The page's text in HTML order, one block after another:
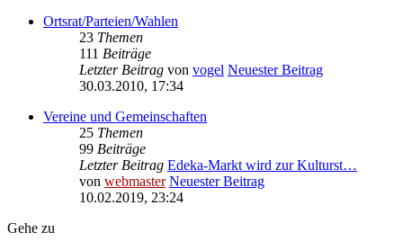
Ortsrat/Parteien/Wahlen
23 Themen
111 Beiträge
Letzter Beitrag von vogel Neuester Beitrag
30.03.2010, 17:34
Vereine und Gemeinschaften
25 Themen
99 Beiträge
Letzter Beitrag Edeka-Markt wird zur Kulturst…
von webmaster Neuester Beitrag
10.02.2019, 23:24
Gehe zu